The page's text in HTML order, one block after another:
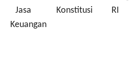
Jasa
Keuangan
Konstitusi
RI